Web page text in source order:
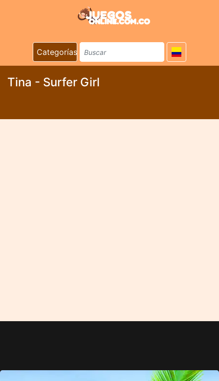
Categorías
Tina - Surfer Girl